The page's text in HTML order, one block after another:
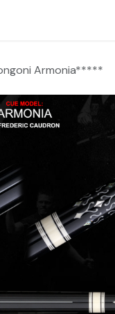
Armonia*****